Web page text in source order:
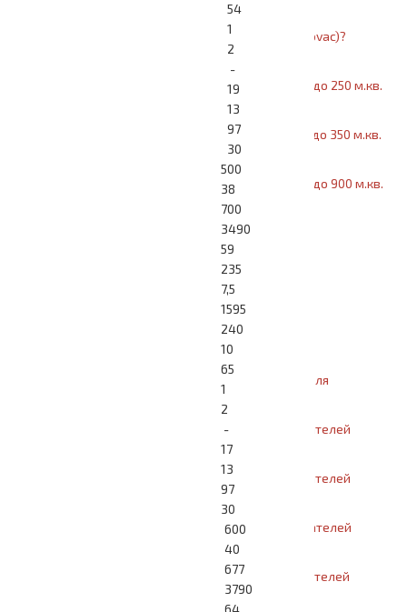
Почему SuperVac (Decovac)?
SuperVac (Decovac) 60 до 250 м.кв.
SuperVac (Decovac) 70 до 350 м.кв.
SuperVac (Decovac) 80 до 900 м.кв.
Модельный ряд Disan
Про Disan
Почему Disan?
Disan для 1 пользователя
Disan для 2-х пользователей
Disan для 3-х пользователей
Disan для 4-х пользователей
Disan для 5-х пользователей
54
1
2
-
19
13
97
30
500
38
700
3490
59
235
7,5
1595
240
10
65
1
2
-
17
13
97
30
600
40
677
3790
64